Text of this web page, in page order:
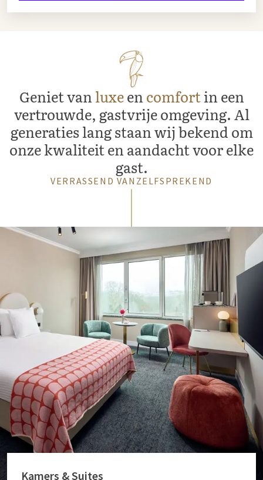
Geniet van luxeen comfortin een
vertrouwde, gastvrije omgeving. Al
generaties lang staan wij bekend om
onze kwaliteit en aandacht voor elke
gast.
VERRASSEND VANZELFSPREKEND
Kamers & Suites